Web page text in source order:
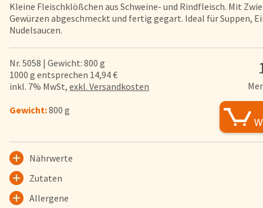
Presse & News
Rezepte
Karriere
FAQs
Nährwerte & Allergene
Warenkorb
Login
Kleine Fleischklößchen aus Schweine- und Rindfleisch. Mit
Gewürzen abgeschmeckt und fertig gegart. Ideal für Suppen,
Nudelsaucen.
Nr. 5058 | Gewicht: 800 g
1000 g entsprechen 14,94 €
inkl. 7% MwSt,exkl. Versandkosten
Gewicht:800 g
Nährwerte
Zutaten
Allergene